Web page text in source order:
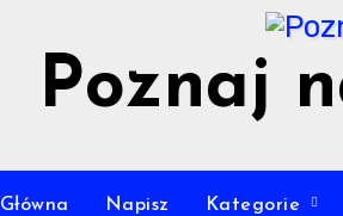
Poznaj
Główna Napisz Kategorie